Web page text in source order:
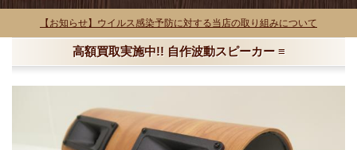
【お知らせ】ウイルス感染予防に対する当店の取り組みについて
高額買取実施中!! 自作波動スピーカー ≡